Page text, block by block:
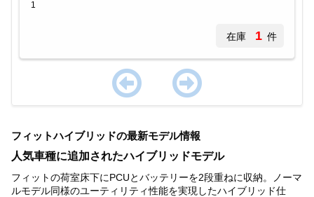
1
在庫 1 件
of
フィットハイブリッドの最新モデル情報
人気車種に追加されたハイブリッドモデル
フィットの荷室床下にPCUとバッテリーを2段重ねに収納。ノーマ
ルモデル同様のユーティリティ性能を実現したハイブリッド仕